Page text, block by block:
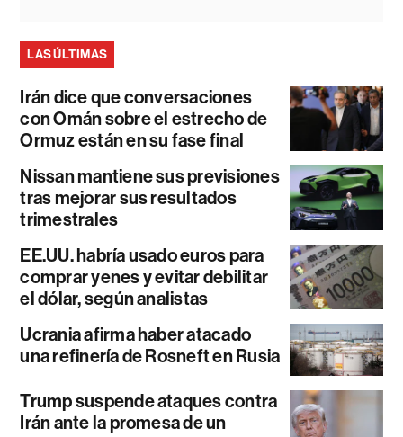
LAS ÚLTIMAS
Irán dice que conversaciones
con Omán sobre el estrecho de
Ormuz están en su fase final
Nissan mantiene sus previsiones
tras mejorar sus resultados
trimestrales
EE.UU. habría usado euros para
comprar yenes y evitar debilitar
el dólar, según analistas
Ucrania afirma haber atacado
una refinería de Rosneft en Rusia
Trump suspende ataques contra
Irán ante la promesa de un